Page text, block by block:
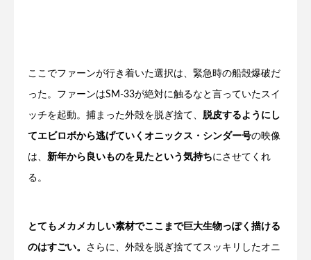
ここでファーンが行き着いた選択は、緊急時の船殻爆破だ
った。ファーンはSM-33が絶対に触るなと言っていたスイ
ッチを起動。捕まった外殻を脱ぎ捨て、 脱皮するようにし
てエビロボから逃げていくオニックス・シンダー号の映像
は、 新年から良いものを見たという気持ちにさせてくれ
る。
とてもメカメカしい素材でここまで巨大生物っぽく描ける
のはすごい。 さらに、外殻を脱ぎ捨ててスッキリしたオニ